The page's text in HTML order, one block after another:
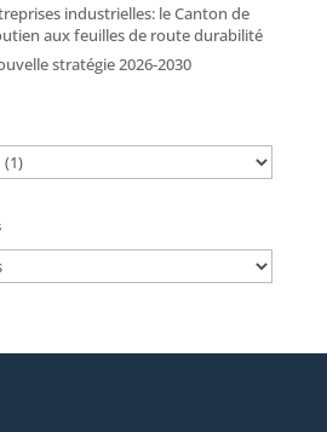
industrielles: le Canton de
aux feuilles de route durabilité
stratégie 2026-2030